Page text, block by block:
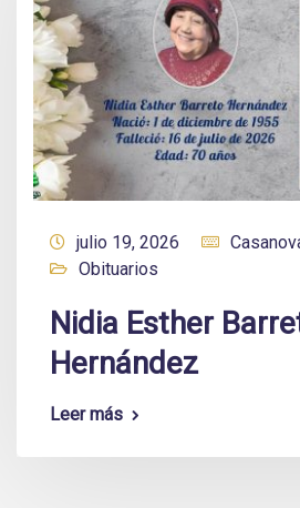
julio 19, 2026
Obituarios
Nidia Esther
Hernández
Leer más